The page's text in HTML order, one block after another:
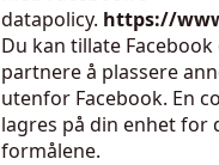
datapolicy. https://
Du kan tillate Facebook
partnere å plassere
utenfor Facebook. En
lagres på din enhet for
formålene.